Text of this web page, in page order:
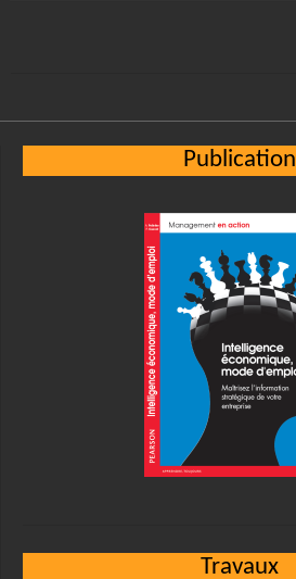
Publication
Travaux